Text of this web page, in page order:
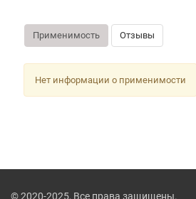
Применимость Отзывы
Нет информации о применимости
© 2020-2025, Все права защищены.